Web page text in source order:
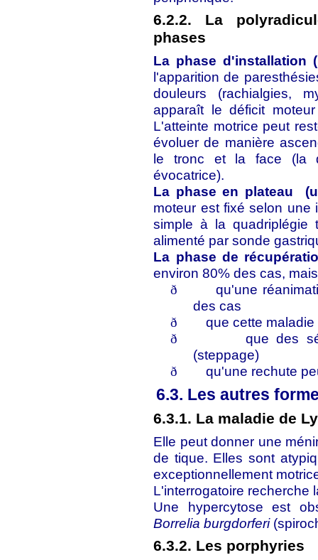
6.2.2. La
phases
La phase d'installation
l'apparition de
douleurs (rachialgies,
apparaît le déficit
L'atteinte motrice peut
évoluer de manière
le tronc et la face (la
évocatrice).
La phase en plateau
moteur est fixé selon une
simple à la quadriplégie
alimenté par sonde
La phase de
environ 80% des cas,
ð
qu'une
des cas
ð que cette
ð
que des
(steppage)
ð qu'une rechute
6.3. Les autres
6.3.1. La maladie de
Elle peut donner une
de tique. Elles sont
exceptionnellement
L'interrogatoire recherche
Une hypercytose est
Borrelia burgdorferi
6.3.2. Les porphyries